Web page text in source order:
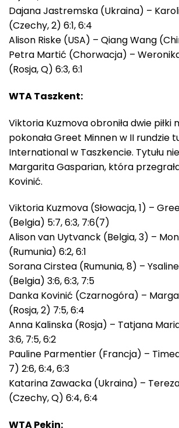
Dajana Jastremska (Ukraina) –
(Czechy, 2) 6:1, 6:4
Alison Riske (USA) – Qiang Wang
Petra Martić (Chorwacja) –
(Rosja, Q) 6:3, 6:1
WTA Taszkent:
Viktoria Kuzmova obroniła dwie piłki
pokonała Greet Minnen w II rundzie
International w Taszkencie. Tytułu
Margarita Gasparian, która
Kovinić.
Viktoria Kuzmova (Słowacja, 1) –
(Belgia) 5:7, 6:3, 7:6(7)
Alison van Uytvanck (Belgia, 3) –
(Rumunia) 6:2, 6:1
Sorana Cirstea (Rumunia, 8) –
(Belgia) 3:6, 6:3, 7:5
Danka Kovinić (Czarnogóra) –
(Rosja, 2) 7:5, 6:4
Anna Kalinska (Rosja) – Tatjana
3:6, 7:5, 6:2
Pauline Parmentier (Francja) –
7) 2:6, 6:4, 6:3
Katarina Zawacka (Ukraina) –
(Czechy, Q) 6:4, 6:4
WTA Pekin: